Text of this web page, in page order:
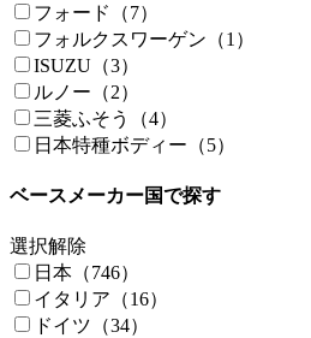
フォード（7）
フォルクスワーゲン（1）
ISUZU（3）
ルノー（2）
三菱ふそう（4）
日本特種ボディー（5）
ベースメーカー国で探す
選択解除
日本（746）
イタリア（16）
ドイツ（34）